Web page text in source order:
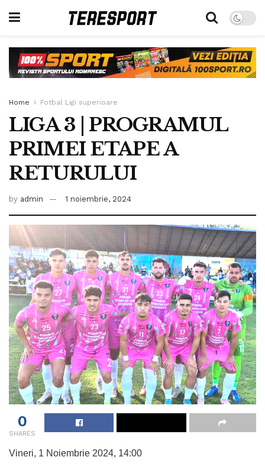
Home Fotbal Ligi superioare
LIGA 3 | PROGRAMUL
PRIMEI ETAPE A
RETURULUI
by admin 1 noiembrie, 2024
0
SHARES
Vineri, 1 Noiembrie 2024, 14:00